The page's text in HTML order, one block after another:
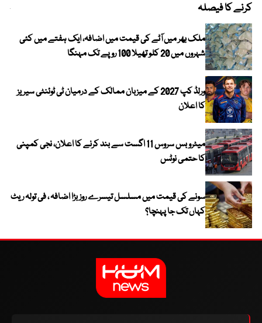
کرنے کا فیصلہ
ملک بھر میں آٹے کی قیمت میں اضافہ، ایک ہفتے میں کئی
شہروں میں 20 کلو تھیلا 100 روپے تک مہنگا
ورلڈ کپ 2027 کے میزبان ممالک کے درمیان ٹی ٹوئنٹی سیریز
کا اعلان
میٹرو بس سروس 11 اگست سے بند کرنے کا اعلان، نجی کمپنی
کا حتمی نوٹس
سونے کی قیمت میں مسلسل تیسرے روز بڑا اضافہ ، فی تولہ ریٹ
کہاں تک جا پہنچا؟